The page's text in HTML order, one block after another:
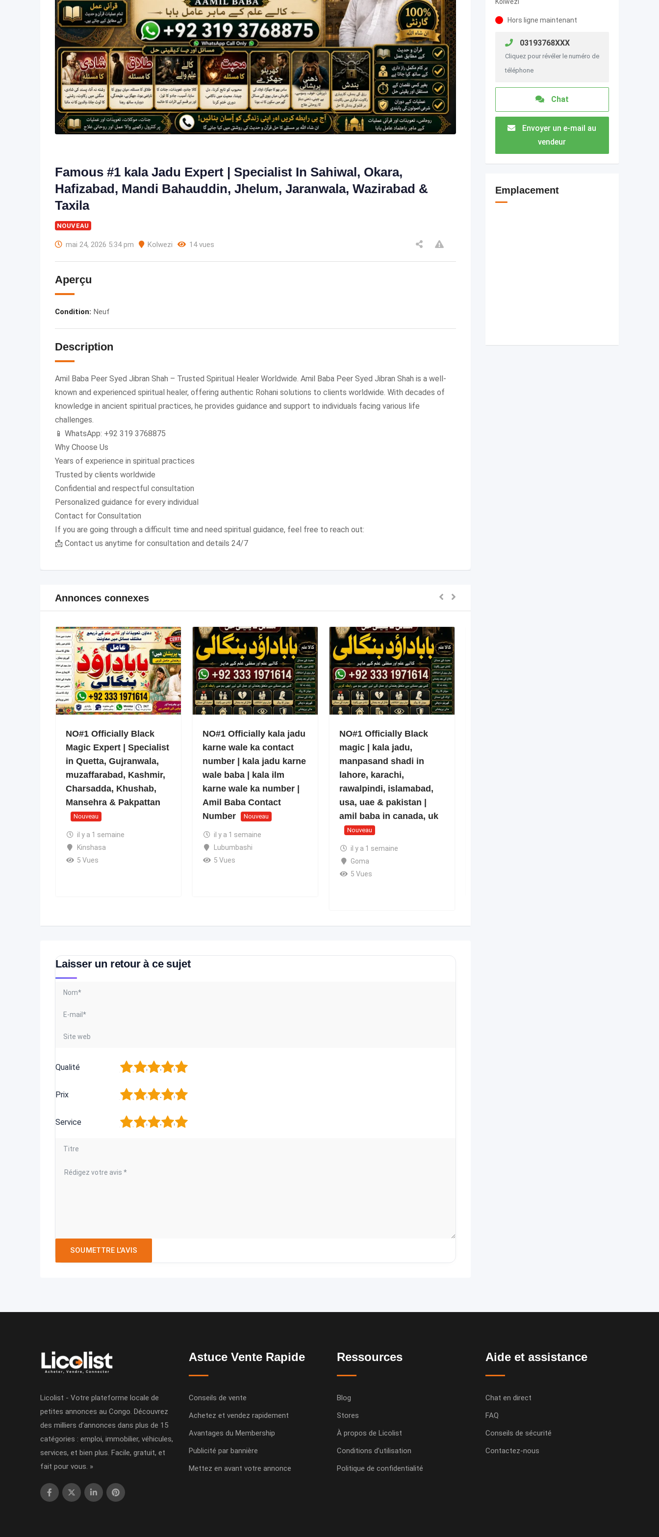
Famous #1 kala Jadu Expert | Specialist In Sahiwal, Okara,
Hafizabad, Mandi Bahauddin, Jhelum, Jaranwala, Wazirabad &
Taxila
NOUVEAU
mai 24, 2026 5:34 pm Kolwezi 14 vues
Aperçu
Condition: Neuf
Description
Amil Baba Peer Syed Jibran Shah – Trusted Spiritual Healer Worldwide. Amil Baba Peer Syed Jibran Shah is a well-
known and experienced spiritual healer, offering authentic Rohani solutions to clients worldwide. With decades of
knowledge in ancient spiritual practices, he provides guidance and support to individuals facing various life
challenges.
📱 WhatsApp: +92 319 3768875
Why Choose Us
Years of experience in spiritual practices
Trusted by clients worldwide
Confidential and respectful consultation
Personalized guidance for every individual
Contact for Consultation
If you are going through a difficult time and need spiritual guidance, feel free to reach out:
📩 Contact us anytime for consultation and details 24/7
Annonces connexes
NO#1 Officially Black
Magic Expert | Specialist
in Quetta, Gujranwala,
muzaffarabad, Kashmir,
Charsadda, Khushab,
Mansehra & Pakpattan
Nouveau
il y a 1 semaine
Kinshasa
5 Vues
NO#1 Officially kala jadu
karne wale ka contact
number | kala jadu karne
wale baba | kala ilm
karne wale ka number |
Amil Baba Contact
Number
Nouveau
il y a 1 semaine
Lubumbashi
5 Vues
NO#1 Officially Black
magic | kala jadu,
manpasand shadi in
lahore, karachi,
rawalpindi, islamabad,
usa, uae & pakistan |
amil baba in canada, uk
Nouveau
il y a 1 semaine
Goma
5 Vues
Laisser un retour à ce sujet
Qualité 5
4
3
2
Prix 5
4
3
2
Service 5
4
3
2
Hors ligne maintenant
03193768XXX
Cliquez pour révéler le numéro de
téléphone
Chat
Envoyer un e-mail au
vendeur
Emplacement
Licolist - Votre plateforme locale de
petites annonces au Congo. Découvrez
des milliers d’annonces dans plus de 15
catégories : emploi, immobilier, véhicules,
services, et bien plus. Facile, gratuit, et
fait pour vous. »
Astuce Vente Rapide
Conseils de vente
Achetez et vendez rapidement
Avantages du Membership
Publicité par bannière
Mettez en avant votre annonce
Ressources
Blog
Stores
À propos de Licolist
Conditions d’utilisation
Politique de confidentialité
Aide et assistance
Chat en direct
FAQ
Conseils de sécurité
Contactez-nous